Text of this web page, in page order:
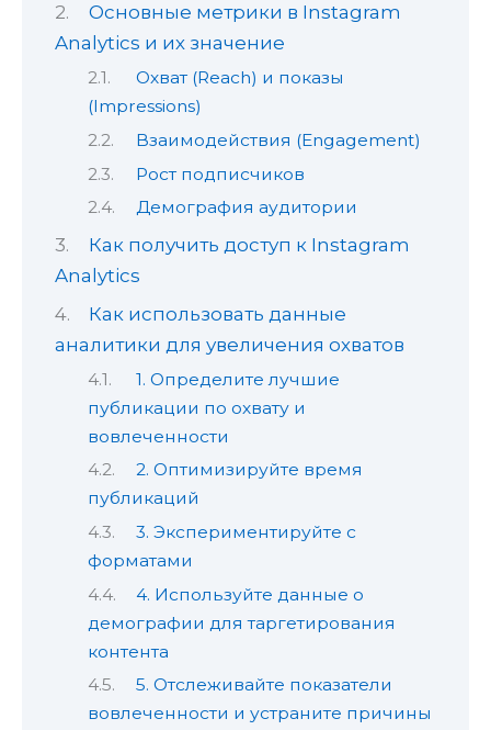
Основные метрики в Instagram
Analytics и их значение
Охват (Reach) и показы
(Impressions)
Взаимодействия (Engagement)
Рост подписчиков
Демография аудитории
Как получить доступ к Instagram
Analytics
Как использовать данные
аналитики для увеличения охватов
1. Определите лучшие
публикации по охвату и
вовлеченности
2. Оптимизируйте время
публикаций
3. Экспериментируйте с
форматами
4. Используйте данные о
демографии для таргетирования
контента
5. Отслеживайте показатели
вовлеченности и устраните причины